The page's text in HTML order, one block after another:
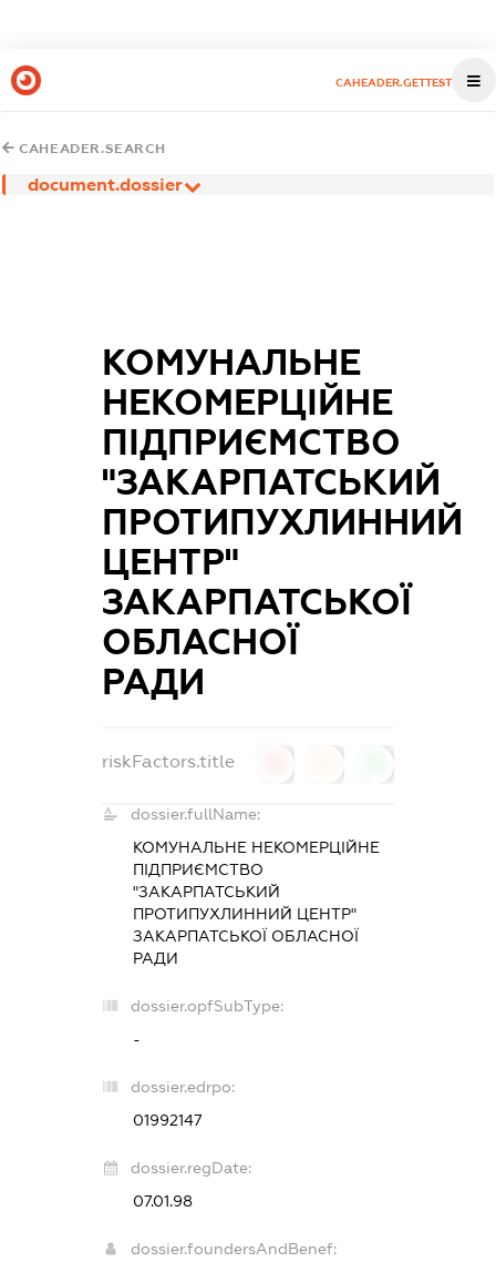
CAHEADER.GETTEST
CAHEADER.SEARCH
document.dossier
КОМУНАЛЬНЕ
НЕКОМЕРЦІЙНЕ
ПІДПРИЄМСТВО
"ЗАКАРПАТСЬКИЙ
ПРОТИПУХЛИННИЙ
ЦЕНТР"
ЗАКАРПАТСЬКОЇ
ОБЛАСНОЇ
РАДИ
riskFactors.title
dossier.fullName:
КОМУНАЛЬНЕ НЕКОМЕРЦІЙНЕ
ПІДПРИЄМСТВО
"ЗАКАРПАТСЬКИЙ
ПРОТИПУХЛИННИЙ ЦЕНТР"
ЗАКАРПАТСЬКОЇ ОБЛАСНОЇ
РАДИ
dossier.opfSubType:
-
dossier.edrpo:
01992147
dossier.regDate:
07.01.98
dossier.foundersAndBenef: